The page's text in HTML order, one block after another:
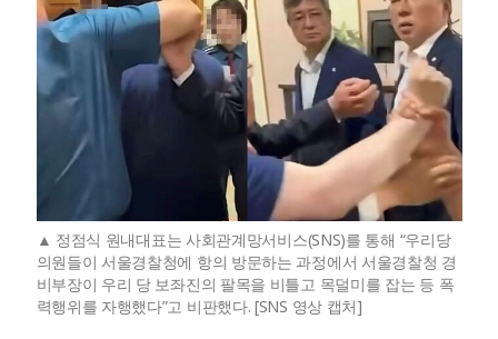
정점식 원내대표는 사회관계망서비스(SNS)를 통해 “우리당
의원들이 서울경찰청에 항의 방문하는 과정에서 서울경찰청 경
비부장이 우리 당 보좌진의 팔목을 비틀고 목덜미를 잡는 등 폭
력행위를 자행했다”고 비판했다. [SNS 영상 캡처]